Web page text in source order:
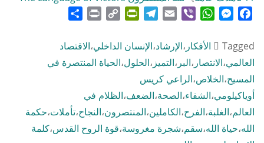
Facebook
Messenger
WhatsApp
Viber
Email
Telegram
PrintFriendly
Copy
Print
Tagged الأفكار ،الإرشاد،الإنسان الداخلي،الاقتصاد
العالمي،الانتصار ،البر ،التميز ،الحلول،الحياة المنتصرة في
المسيح،الخلاص،الراعي كريس
أوياكيلومي،الشفاء،الصحة،الضعف،الظلام في
العالم،الغلبة،الفرح،الكاملين،المنتصرون،النجاح،تأملات،حكمة
الله،حياة الله،سقم،شجرة مغروسة،قوة الروح القدس،كلمة